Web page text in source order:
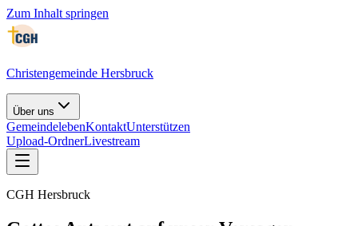
Zum Inhalt springen
Christengemeinde Hersbruck
Über uns
GemeindelebenKontaktUnterstützen
Upload-OrdnerLivestream
CGH Hersbruck